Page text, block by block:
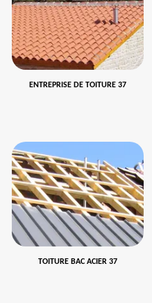
ENTREPRISE DE TOITURE 37
TOITURE BAC ACIER 37